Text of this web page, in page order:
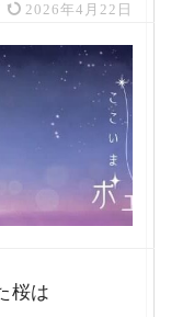
2026年4月22日
桜は